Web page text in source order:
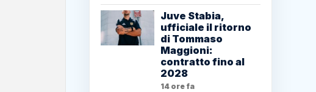
Juve Stabia,
ufficiale il ritorno
di Tommaso
Maggioni:
contratto fino al
2028
14 ore fa